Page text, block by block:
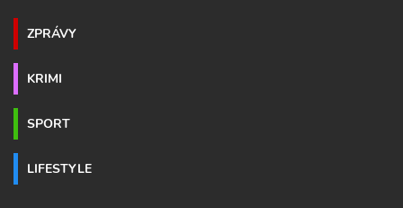
ZPRÁVY
KRIMI
SPORT
LIFESTYLE